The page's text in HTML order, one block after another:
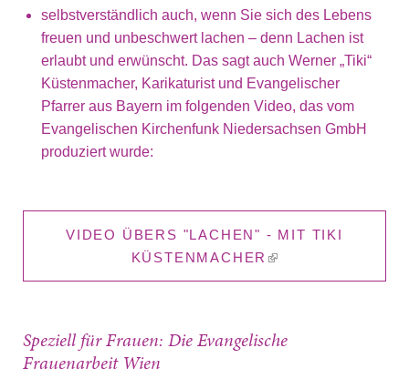
selbstverständlich auch, wenn Sie sich des Lebens
freuen und unbeschwert lachen – denn Lachen ist
erlaubt und erwünscht. Das sagt auch Werner „Tiki“
Küstenmacher, Karikaturist und Evangelischer
Pfarrer aus Bayern im folgenden Video, das vom
Evangelischen Kirchenfunk Niedersachsen GmbH
produziert wurde:
VIDEO ÜBERS "LACHEN" - MIT TIKI
KÜSTENMACHER
EXTERNAL)
Speziell für Frauen: Die Evangelische
Frauenarbeit Wien